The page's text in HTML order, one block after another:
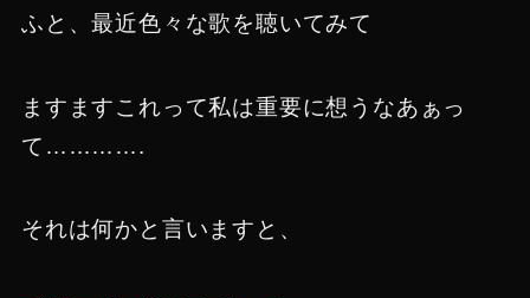
ふと、最近色々な歌を聴いてみて
ますますこれって私は重要に想うなあぁっ
て………….
それは何かと言いますと、